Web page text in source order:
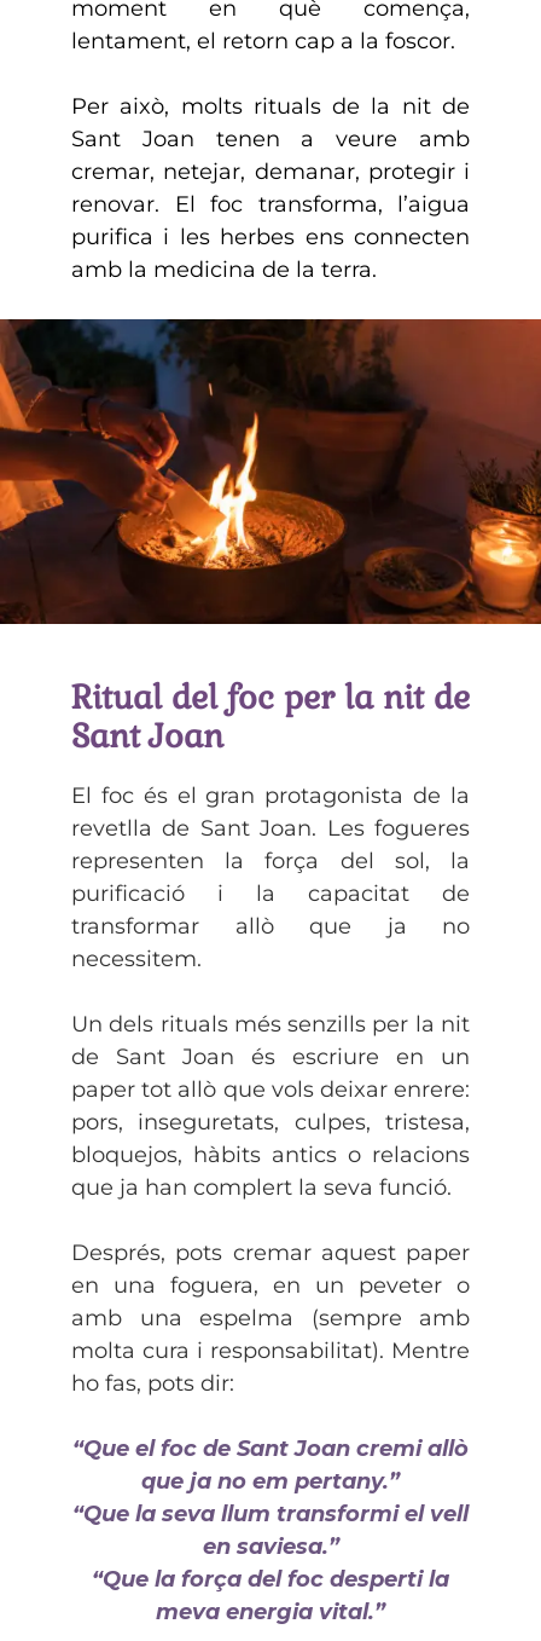
moment en què comença,
lentament, el retorn cap a la foscor.
Per això, molts rituals de la nit de
Sant Joan tenen a veure amb
cremar, netejar, demanar, protegir i
renovar. El foc transforma, l’aigua
purifica i les herbes ens connecten
amb la medicina de la terra.
Ritual del foc per la nit de
Sant Joan
El foc és el gran protagonista de la
revetlla de Sant Joan. Les fogueres
representen la força del sol, la
purificació i la capacitat de
transformar allò que ja no
necessitem.
Un dels rituals més senzills per la nit
de Sant Joan és escriure en un
paper tot allò que vols deixar enrere:
pors, inseguretats, culpes, tristesa,
bloquejos, hàbits antics o relacions
que ja han complert la seva funció.
Després, pots cremar aquest paper
en una foguera, en un peveter o
amb una espelma (sempre amb
molta cura i responsabilitat). Mentre
ho fas, pots dir:
“Que el foc de Sant Joan cremi allò
que ja no em pertany.”
“Que la seva llum transformi el vell
en saviesa.”
“Que la força del foc desperti la
meva energia vital.”